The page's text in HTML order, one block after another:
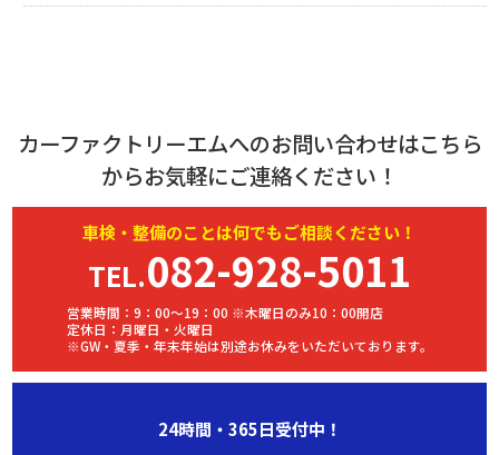
カーファクトリーエムへのお問い合わせはこちら
からお気軽にご連絡ください！
車検・ 整備のことは何でもご相談ください！
TEL.082-928-5011
営業時間：9：00～19：00 ※木曜日のみ10：00開店
定休日：月曜日・火曜日
※GW・夏季・年末年始は別途お休みをいただいております。
24時間・365日受付中！